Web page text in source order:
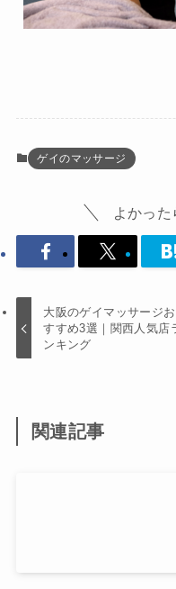
ゲイのマッサージ
よかった
大阪のゲイマッサージお
すすめ3選｜関西人気店
ンキング
関連記事